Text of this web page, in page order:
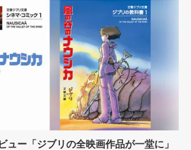
ュー「ジブリの全映画作品が一堂に」